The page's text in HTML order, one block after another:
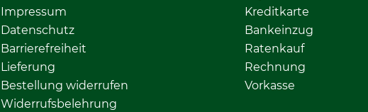
Impressum
Datenschutz
Barrierefreiheit
Lieferung
Bestellung widerrufen
Widerrufsbelehrung
Kreditkarte
Bankeinzug
Ratenkauf
Rechnung
Vorkasse